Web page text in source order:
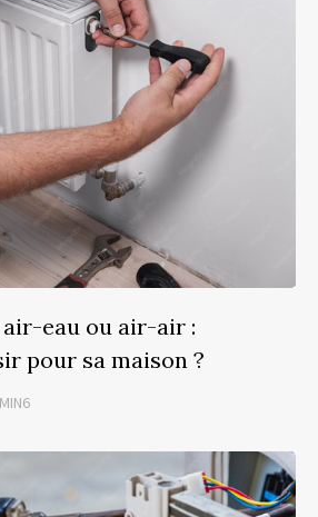
eau ou air-air :
pour sa maison ?